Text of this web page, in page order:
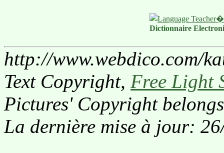
Dictionnaire
http://www.webdico.com/
Text Copyright, Free Light
Pictures' Copyright
La dernière mise à jour: